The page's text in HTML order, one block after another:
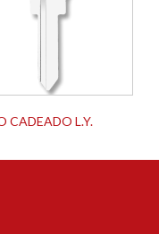
CADEADO L.Y.